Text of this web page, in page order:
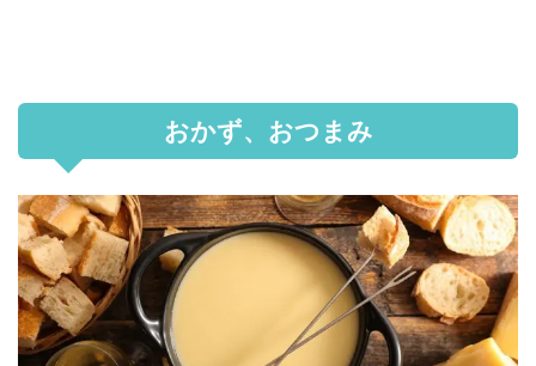
おかず、おつまみ